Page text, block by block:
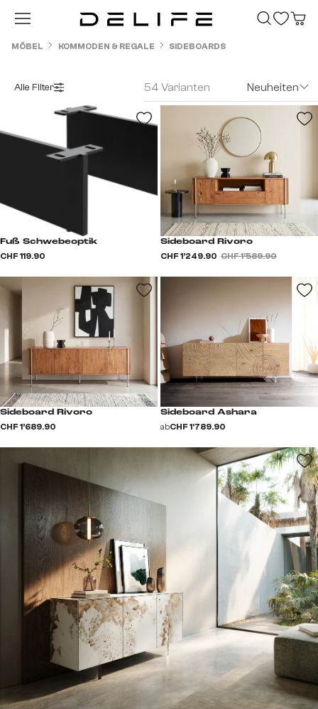
Zum Hauptinhalt springen
MÖBEL KOMMODEN & REGALE SIDEBOARDS
Alle Filter 54 Varianten Neuheiten
Fuß Schwebeoptik
CHF 119.90
Sideboard Rivoro
CHF 1’249.90 CHF 1’589.90
Sideboard Rivoro
CHF 1’689.90
Sideboard Ashara
abCHF 1’789.90